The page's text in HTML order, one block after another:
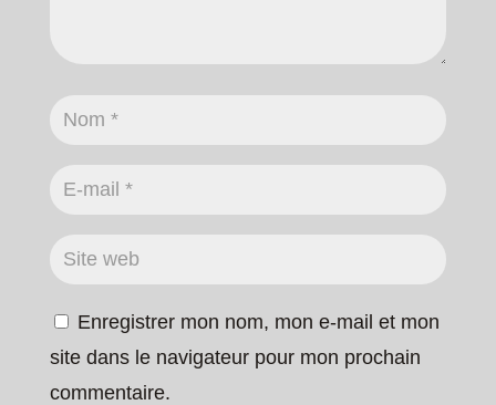
Enregistrer mon nom, mon e-mail et mon
site dans le navigateur pour mon prochain
commentaire.